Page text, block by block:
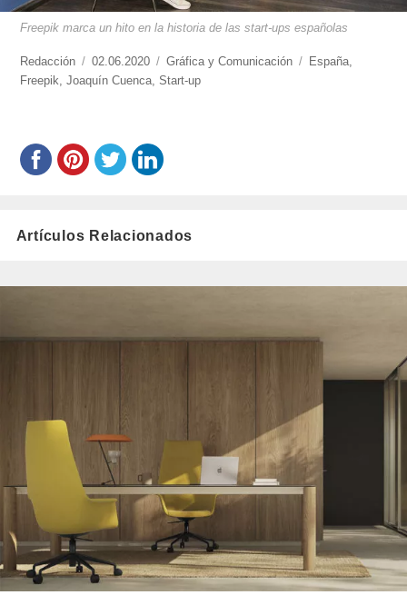
Freepik marca un hito en la historia de las start-ups españolas
https://www.experimenta.es/author/redaccion/
Redacción
Publicado
el
02.06.2020 Categorías
Gráfica y Comunicación Etiquetas
España,
Freepik,Joaquín Cuenca,Start-up
Artículos Relacionados